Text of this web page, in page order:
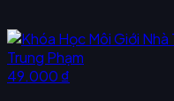
49.000 ₫